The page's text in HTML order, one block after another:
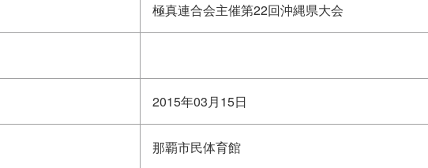
極真連合会主催第22回沖縄県大会
2015年03月15日
那覇市民体育館